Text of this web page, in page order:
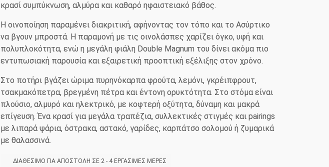
κρασί συμπύκνωση, αλμύρα και καθαρό ηφαιστειακό βάθος.
Η οινοποίηση παραμένει διακριτική, αφήνοντας τον τόπο και το Ασύρτικο
να βγουν μπροστά. Η παραμονή με τις οινολάσπες χαρίζει όγκο, υφή και
πολυπλοκότητα, ενώ η μεγάλη φιάλη Double Magnum του δίνει ακόμα πιο
εντυπωσιακή παρουσία και εξαιρετική προοπτική εξέλιξης στον χρόνο.
Στο ποτήρι βγάζει ώριμα πυρηνόκαρπα φρούτα, λεμόνι, γκρέιπφρουτ,
τσακμακόπετρα, βρεγμένη πέτρα και έντονη ορυκτότητα. Στο στόμα είναι
πλούσιο, αλμυρό και ηλεκτρικό, με κοφτερή οξύτητα, δύναμη και μακρά
επίγευση. Ένα κρασί για μεγάλα τραπέζια, συλλεκτικές στιγμές και pairings
με λιπαρά ψάρια, όστρακα, αστακό, γαρίδες, καρπάτσο σολομού ή ζυμαρικά
με θαλασσινά.
ΔΙΑΘΈΣΙΜΟ ΓΙΑ ΑΠΟΣΤΟΛΉ ΣΕ 2 - 4 ΕΡΓΆΣΙΜΕΣ ΜΈΡΕΣ